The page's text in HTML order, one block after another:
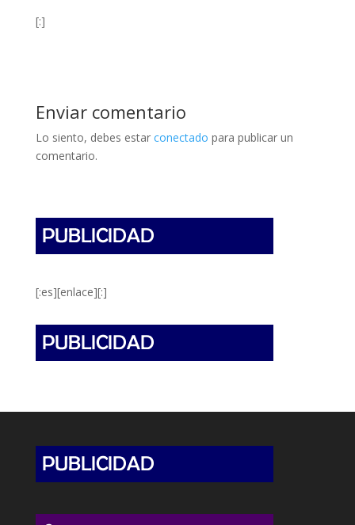
[:]
Enviar comentario
Lo siento, debes estar conectado para publicar un
comentario.
[:es][enlace][:]